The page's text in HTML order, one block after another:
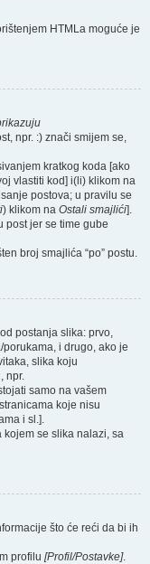
HTMLa moguće je
npr. :) znači smijem se,
kratkog koda [ako
vlastiti kod] i(li) klikom na
postova; u pravilu se
) klikom na Ostali smajlići].
post jer se time gube
broj smajlića “po” postu.
postanja slika: prvo,
i drugo, ako je
slika koju
npr.
samo na vašem
koje nisu
i sl.].
kojem se slika nalazi, sa
što će reći da bi ih
profilu [Profil/Postavke].